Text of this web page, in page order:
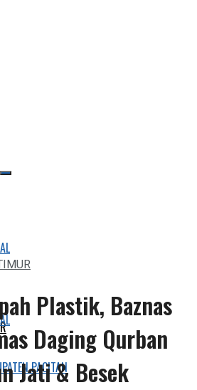
PACITAN
Plastik, Baznas
Daging Qurban
Jati & Besek